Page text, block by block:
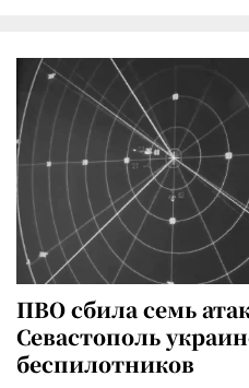
ПВО сбила семь
Севастополь
беспилотников